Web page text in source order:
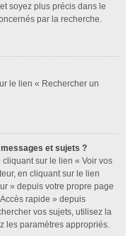
soyez plus précis dans le
par la recherche.
le lien « Rechercher un
et sujets ?
sur le lien « Voir vos
en cliquant sur le lien
» depuis votre propre page
rapide » depuis
vos sujets, utilisez la
les paramètres appropriés.